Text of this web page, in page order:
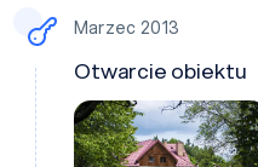
Marzec 2013
Otwarcie obiektu